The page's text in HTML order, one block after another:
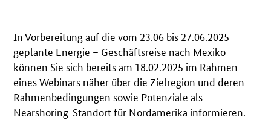
In Vorbereitung auf die vom 23.06 bis 27.06.2025
geplante Energie – Geschäftsreise nach Mexiko
können Sie sich bereits am 18.02.2025 im Rahmen
eines Webinars näher über die Zielregion und deren
Rahmenbedingungen sowie Potenziale als
Nearshoring-Standort für Nordamerika informieren.